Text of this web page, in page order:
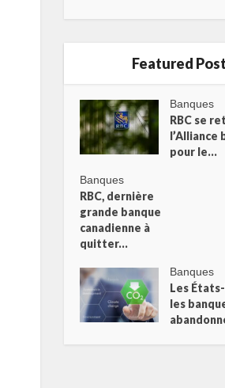
Featured
Banques
RBC se
l’Alliance
pour le...
Banques
RBC, dernière
grande banque
canadienne à
quitter...
Banques
Les
les